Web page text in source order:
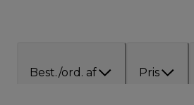
Best./ord. af Pris